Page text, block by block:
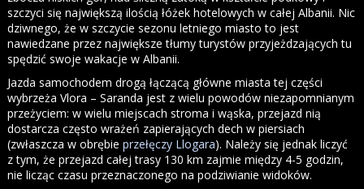
szczyci się największą ilością łóżek hotelowych w całej Albanii. Nic
dziwnego, że w szczycie sezonu letniego miasto to jest
nawiedzane przez największe tłumy turystów przyjeżdzających tu
spędzić swoje wakacje w Albanii.
Jazda samochodem drogą łączącą główne miasta tej części
wybrzeża Vlora – Saranda jest z wielu powodów niezapomnianym
przeżyciem: w wielu miejscach stroma i wąska, przejazd nią
dostarcza często wrażeń zapierających dech w piersiach
(zwłaszcza w obrębieprzełęczy Llogara). Należy się jednak liczyć
z tym, że przejazd całej trasy 130 km zajmie między 4-5 godzin,
nie licząc czasu przeznaczonego na podziwianie widoków.